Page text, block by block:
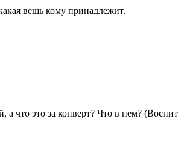
вещь кому принадлежит.
это за конверт? Что в нем?